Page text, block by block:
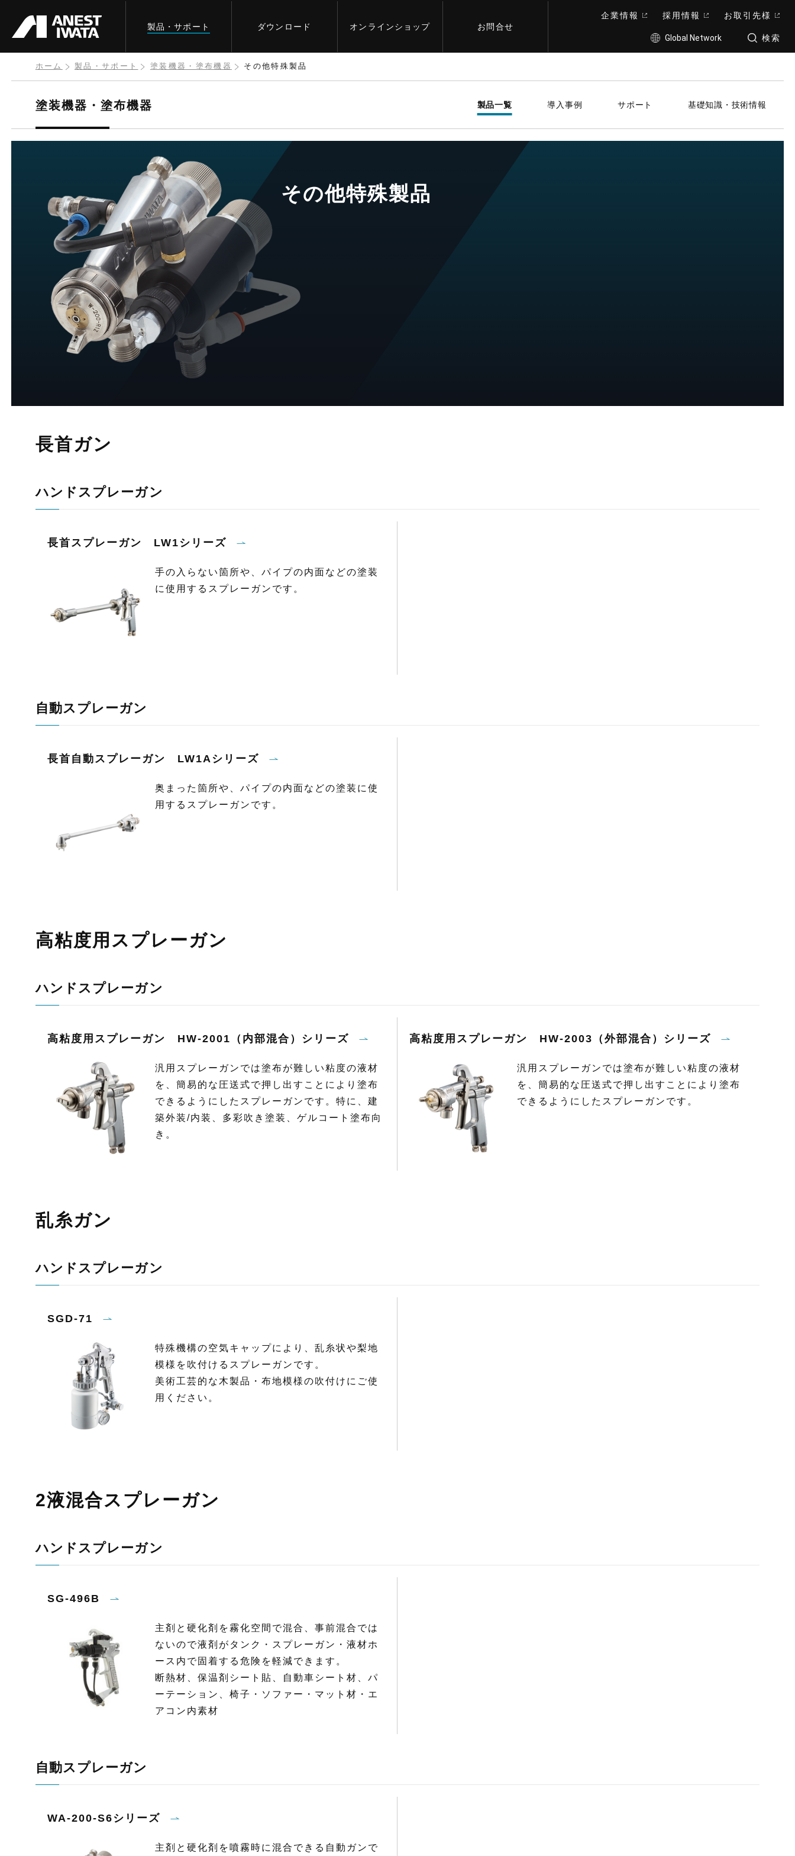
製品・サポート ダウンロード オンラインショップ お問合せ
企業情報 採用情報 お取引先様
Global Network 検索
ホーム 製品・サポート 塗装機器・塗布機器 その他特殊製品
その他特殊製品
長首ガン
ハンドスプレーガン
長首スプレーガン LW1シリーズ
手の入らない箇所や、パイプの内面などの塗装
に使用するスプレーガンです。
自動スプレーガン
長首自動スプレーガン LW1Aシリーズ
奥まった箇所や、パイプの内面などの塗装に使
用するスプレーガンです。
高粘度用スプレーガン
ハンドスプレーガン
高粘度用スプレーガン HW-2001（内部混合）シリーズ
汎用スプレーガンでは塗布が難しい粘度の液材
を、簡易的な圧送式で押し出すことにより塗布
できるようにしたスプレーガンです。特に、建
築外装/内装、多彩吹き塗装、ゲルコート塗布向
き。
高粘度用スプレーガン HW-2003（外部混合）シリーズ
汎用スプレーガンでは塗布が難しい粘度の液材
を、簡易的な圧送式で押し出すことにより塗布
できるようにしたスプレーガンです。
乱糸ガン
ハンドスプレーガン
SGD-71
特殊機構の空気キャップにより、乱糸状や梨地
模様を吹付けるスプレーガンです。
美術工芸的な木製品・布地模様の吹付けにご使
用ください。
2液混合スプレーガン
ハンドスプレーガン
SG-496B
主剤と硬化剤を霧化空間で混合、事前混合では
ないので液剤がタンク・スプレーガン・液材ホ
ース内で固着する危険を軽減できます。
断熱材、保温剤シート貼、自動車シート材、パ
ーテーション、椅子・ソファー・マット材・エ
アコン内素材
自動スプレーガン
WA-200-S6シリーズ
主剤と硬化剤を噴霧時に混合できる自動ガンで
塗装機器・塗布機器 製品一覧 導入事例 サポート 基礎知識・技術情報